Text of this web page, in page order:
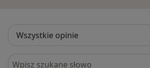
Szukaj w opiniach